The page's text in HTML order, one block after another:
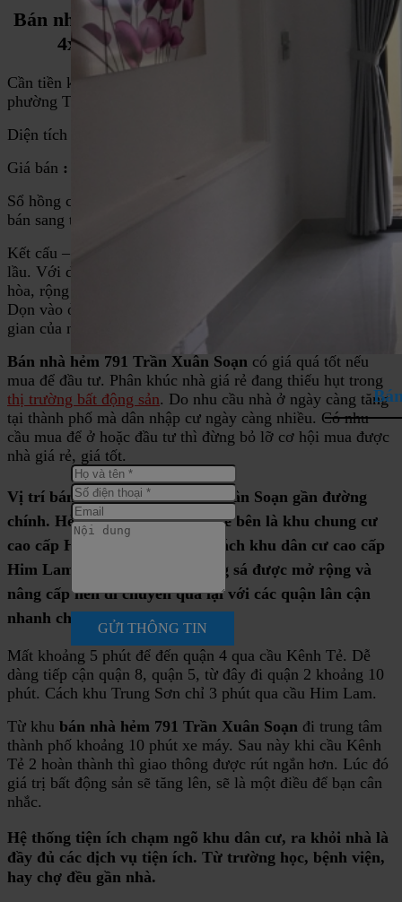
GỬI THÔNG TIN
Bán nhà hẻm 791 Trần Xuân Soạn, diện tích
4x20m, giá 4,8 tỷ. LH 0909477288
Cần tiền kinh doanh
,
phường Tân Hưng, quận 7.
Diện tích :
Giá bán : 4,8 tỷ
Sổ hồng công nhận 80m2, giấy tờ đầy đủ, chính chủ mua
bán sang tên ngay.
Kết cấu – hiện trạng nhà : nhà xây dựng 1 trệt, 1 lửng, 1
lầu. Với diện tích nhà rộng nên các phòng được bố trí hài
hòa, rộng rãi. Nhà xây còn mới, nội thất tương đối đầy đủ.
Dọn vào ở ngay, không cần chỉnh sửa thêm. Với không
gian của ngôi nhà thì thích hợp cho gia đình 2 thế hệ.
Bán nhà hẻm 791 Trần Xuân Soạn có giá quá tốt nếu
mua để đầu tư. Phân khúc nhà giá rẻ đang thiếu hụt trong
thị trường bất động sản. Do nhu cầu nhà ở ngày càng tăng
tại thành phố mà dân nhập cư ngày càng nhiều. Có nhu
cầu mua để ở hoặc đầu tư thì đừng bỏ lỡ cơ hội mua được
nhà giá rẻ, giá tốt.
Vị trí bán nhà hẻm 791 Trần Xuân Soạn gần đường
chính. Hẻm an ninh, sạch sẽ. Kế bên là khu chung cư
cao cấp Hoàng Anh Gia Lai. Cách khu dân cư cao cấp
Him Lam khoảng 300m. Đường sá được mở rộng và
nâng cấp nên di chuyển qua lại với các quận lân cận
nhanh chóng.
Mất khoảng 5 phút để đến quận 4 qua cầu Kênh Tẻ. Dễ
dàng tiếp cận quận 8, quận 5, từ đây đi quận 2 khoảng 10
phút. Cách khu Trung Sơn chỉ 3 phút qua cầu Him Lam.
Từ khu bán nhà hẻm 791 Trần Xuân Soạn đi trung tâm
thành phố khoảng 10 phút xe máy. Sau này khi cầu Kênh
Tẻ 2 hoàn thành thì giao thông được rút ngắn hơn. Lúc đó
giá trị bất động sản sẽ tăng lên, sẽ là một điều để bạn cân
nhắc.
Hệ thống tiện ích chạm ngõ khu dân cư, ra khỏi nhà là
đầy đủ các dịch vụ tiện ích. Từ trường học, bệnh viện,
hay chợ đều gần nhà.